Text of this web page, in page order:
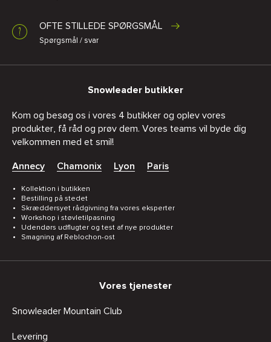
OFTE STILLEDE SPØRGSMÅL
Spørgsmål / svar
Snowleader butikker
Kom og besøg os i vores 4 butikker og oplev vores
produkter, få råd og prøv dem. Vores teams vil byde dig
velkommen med et smil!
Annecy Chamonix Lyon Paris
Kollektion i butikken
Bestilling på stedet
Skræddersyet rådgivning fra vores eksperter
Workshop i støvletilpasning
Udendørs udflugter og test af nye produkter
Smagning af Reblochon-ost
Vores tjenester
Snowleader Mountain Club
Levering